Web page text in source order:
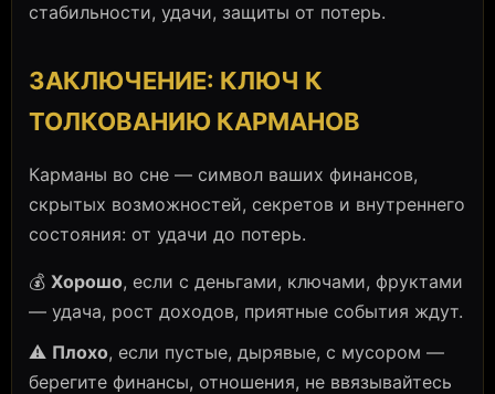
стабильности, удачи, защиты от потерь.
ЗАКЛЮЧЕНИЕ: КЛЮЧ К
ТОЛКОВАНИЮ КАРМАНОВ
Карманы во сне — символ ваших финансов,
скрытых возможностей, секретов и внутреннего
состояния: от удачи до потерь.
💰 Хорошо, если с деньгами, ключами, фруктами
— удача, рост доходов, приятные события ждут.
⚠️ Плохо, если пустые, дырявые, с мусором —
берегите финансы, отношения, не ввязывайтесь